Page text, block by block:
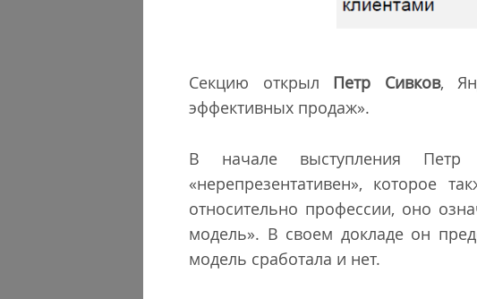
Секцию открыл Петр Сивков,
эффективных продаж».
В начале выступления Петр
«нерепрезентативен», которое
относительно профессии, оно
модель». В своем докладе он
модель сработала и нет.